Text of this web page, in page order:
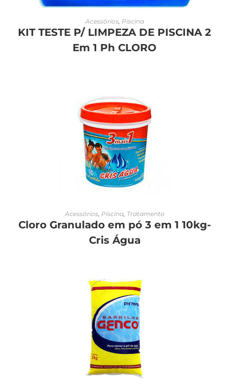
LEIA MAIS
Acessórios, Piscina
KIT TESTE P/ LIMPEZA DE PISCINA 2
Em 1 Ph CLORO
LEIA MAIS
Acessórios, Piscina, Tratamento
Cloro Granulado em pó 3 em 1 10kg-
Cris Água